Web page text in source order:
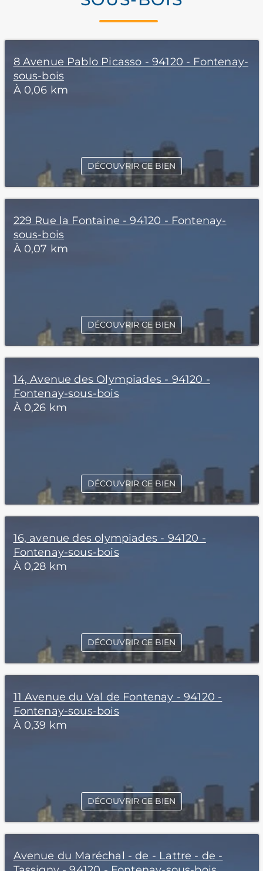
8 Avenue Pablo Picasso - 94120 - Fontenay-
sous-bois
À 0,06 km
DÉCOUVRIR CE BIEN
229 Rue la Fontaine - 94120 - Fontenay-
sous-bois
À 0,07 km
DÉCOUVRIR CE BIEN
14, Avenue des Olympiades - 94120 -
Fontenay-sous-bois
À 0,26 km
DÉCOUVRIR CE BIEN
16, avenue des olympiades - 94120 -
Fontenay-sous-bois
À 0,28 km
DÉCOUVRIR CE BIEN
11 Avenue du Val de Fontenay - 94120 -
Fontenay-sous-bois
À 0,39 km
DÉCOUVRIR CE BIEN
Avenue du Maréchal - de - Lattre - de -